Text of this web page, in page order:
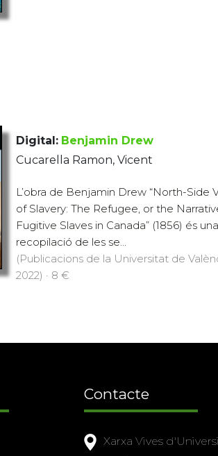
Digital: Benjamin Drew
Cucarella Ramon, Vicent
L’obra de Benjamin Drew “North-Side
of Slavery: The Refugee, or the
Fugitive Slaves in Canada” (1856) és una
recopilació de les se...
(Publicacions de la Universitat de
2022) · 8 €
Contacte
Xarxa Vives